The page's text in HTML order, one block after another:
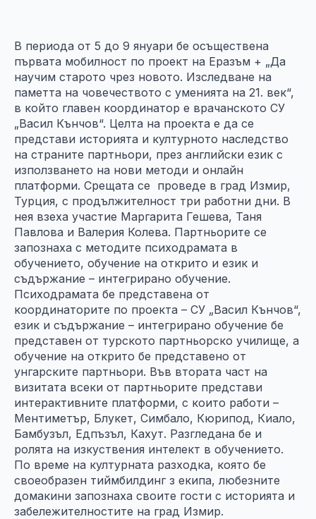
В периода от 5 до 9 януари бе осъществена
първата мобилност по проект на Еразъм + „Да
научим старото чрез новото. Изследване на
паметта на човечеството с уменията на 21. век“,
в който главен координатор е врачанското СУ
„Васил Кънчов“. Целта на проекта е да се
представи историята и културното наследство
на страните партньори, през английски език с
използването на нови методи и онлайн
платформи. Срещата се проведе в град Измир,
Турция, с продължителност три работни дни. В
нея взеха участие Маргарита Гешева, Таня
Павлова и Валерия Колева. Партньорите се
запознаха с методите психодрамата в
обучението, обучение на открито и език и
съдържание – интегрирано обучение.
Психодрамата бе представена от
координаторите по проекта – СУ „Васил Кънчов“,
език и съдържание – интегрирано обучение бе
представен от турското партньорско училище, а
обучение на открито бе представено от
унгарските партньори. Във втората част на
визитата всеки от партньорите представи
интерактивните платформи, с които работи –
Ментиметър, Блукет, Симбало, Кюрипод, Киало,
Бамбузъл, Едпъзъл, Кахут. Разгледана бе и
ролята на изкуствения интелект в обучението.
По време на културната разходка, която бе
своеобразен тиймбилдинг з екипа, любезните
домакини запознаха своите гости с историята и
забележителностите на град Измир.